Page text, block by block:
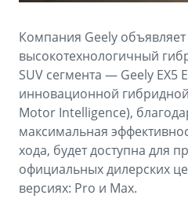
PREFACE
от 3 079 990 ₽*
Страхование
GEELY Лизинг
Сервисная книжка
Вопросы и ответы
Компания Geely
высокотехнологичный
SUV сегмента — Geely EX5
инновационной
Motor Intelligence),
максимальная
хода, будет доступна для
официальных дилерских
версиях: Pro и Max.